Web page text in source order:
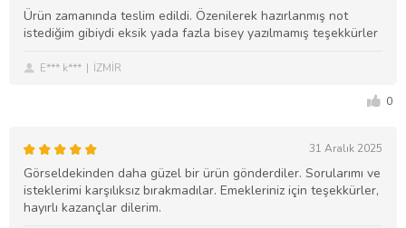
Ürün zamanında teslim edildi. Özenilerek hazırlanmış not
istediğim gibiydi eksik yada fazla bisey yazılmamış teşekkürler
E*** k*** İZMİR
0
31 Aralık 2025
Görseldekinden daha güzel bir ürün gönderdiler. Sorularımı ve
isteklerimi karşılıksız bırakmadılar. Emekleriniz için teşekkürler,
hayırlı kazançlar dilerim.